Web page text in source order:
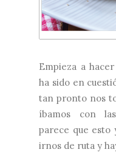
Empieza a
ha sido en
tan pronto nos
íbamos con
parece que esto
irnos de ruta y